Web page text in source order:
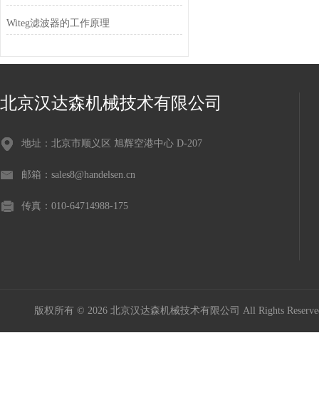
Witeg滤波器的工作原理
北京汉达森机械技术有限公司
地址：北京市顺义区 旭辉空港中心 D-207
邮箱：sales8@handelsen.cn
传真：010-64714988-175
版权所有 © 2026 北京汉达森机械技术有限公司 All Rights